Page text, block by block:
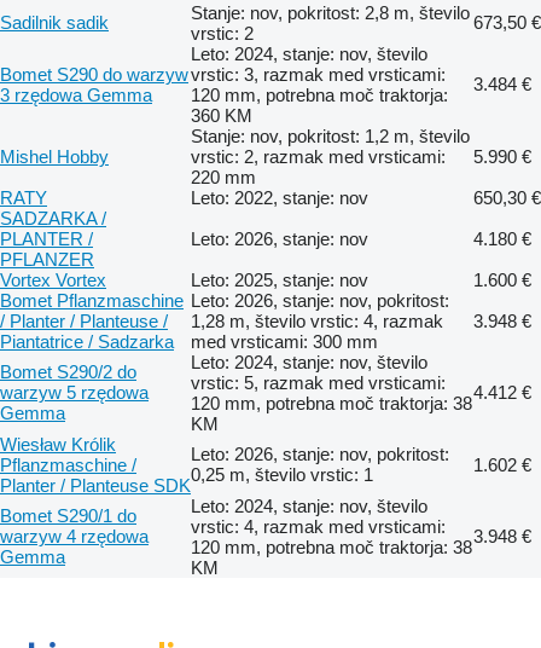
Sadilnik sadik
Stanje: nov, pokritost: 2,8 m, število
vrstic: 2
673,50 €
Bomet S290 do warzyw
3 rzędowa Gemma
Leto: 2024, stanje: nov, število
vrstic: 3, razmak med vrsticami:
120 mm, potrebna moč traktorja:
360 KM
3.484 €
Mishel Hobby
Stanje: nov, pokritost: 1,2 m, število
vrstic: 2, razmak med vrsticami:
220 mm
5.990 €
RATY
Leto: 2022, stanje: nov
650,30 €
SADZARKA /
PLANTER /
PFLANZER
Leto: 2026, stanje: nov
4.180 €
Vortex Vortex
Leto: 2025, stanje: nov
1.600 €
Bomet Pflanzmaschine
/ Planter / Planteuse /
Piantatrice / Sadzarka
Leto: 2026, stanje: nov, pokritost:
1,28 m, število vrstic: 4, razmak
med vrsticami: 300 mm
3.948 €
Bomet S290/2 do
warzyw 5 rzędowa
Gemma
Leto: 2024, stanje: nov, število
vrstic: 5, razmak med vrsticami:
120 mm, potrebna moč traktorja: 38
KM
4.412 €
Wiesław Królik
Pflanzmaschine /
Planter / Planteuse SDK
Leto: 2026, stanje: nov, pokritost:
0,25 m, število vrstic: 1
1.602 €
Bomet S290/1 do
warzyw 4 rzędowa
Gemma
Leto: 2024, stanje: nov, število
vrstic: 4, razmak med vrsticami:
120 mm, potrebna moč traktorja: 38
KM
3.948 €